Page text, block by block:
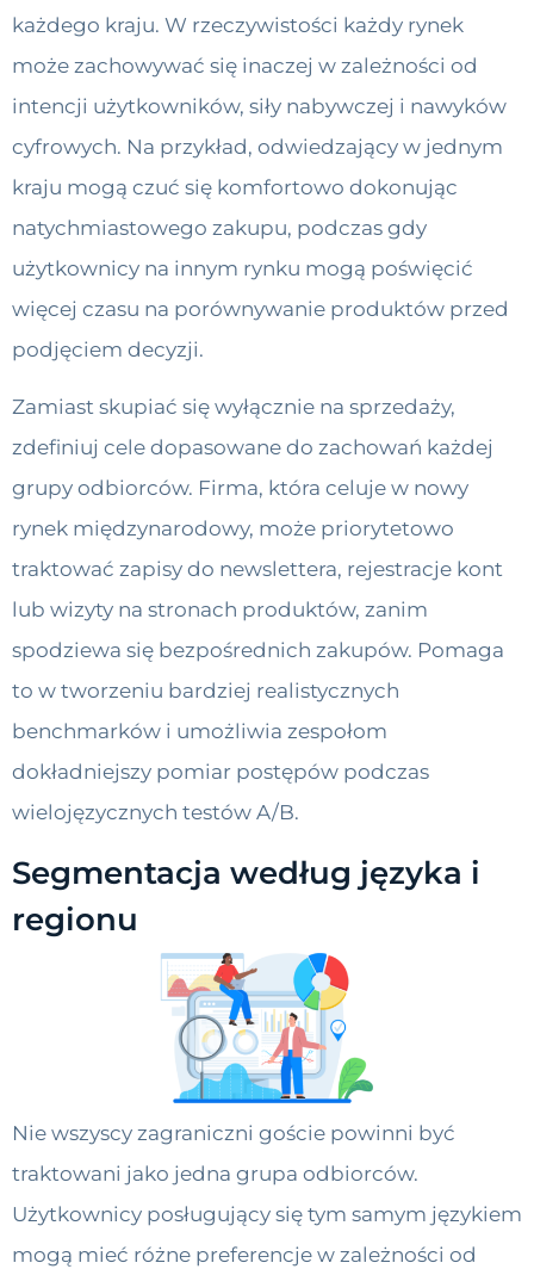
każdego kraju. W rzeczywistości każdy rynek
może zachowywać się inaczej w zależności od
intencji użytkowników, siły nabywczej i nawyków
cyfrowych. Na przykład, odwiedzający w jednym
kraju mogą czuć się komfortowo dokonując
natychmiastowego zakupu, podczas gdy
użytkownicy na innym rynku mogą poświęcić
więcej czasu na porównywanie produktów przed
podjęciem decyzji.
Zamiast skupiać się wyłącznie na sprzedaży,
zdefiniuj cele dopasowane do zachowań każdej
grupy odbiorców. Firma, która celuje w nowy
rynek międzynarodowy, może priorytetowo
traktować zapisy do newslettera, rejestracje kont
lub wizyty na stronach produktów, zanim
spodziewa się bezpośrednich zakupów. Pomaga
to w tworzeniu bardziej realistycznych
benchmarków i umożliwia zespołom
dokładniejszy pomiar postępów podczas
wielojęzycznych testów A/B.
Segmentacja według języka i
regionu
Nie wszyscy zagraniczni goście powinni być
traktowani jako jedna grupa odbiorców.
Użytkownicy posługujący się tym samym językiem
mogą mieć różne preferencje w zależności od